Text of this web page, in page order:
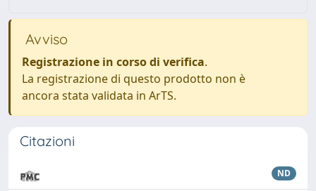
Avviso
Registrazione in corso di verifica.
La registrazione di questo prodotto non è
ancora stata validata in ArTS.
Citazioni
ND